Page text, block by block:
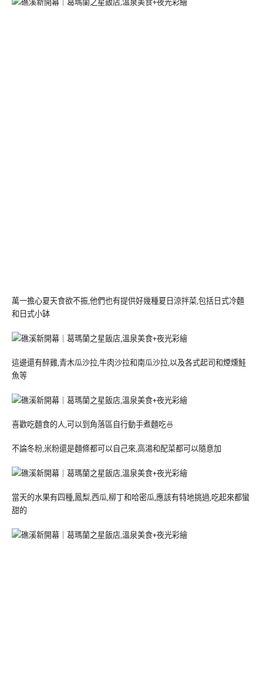
萬一擔心夏天食欲不振,他們也有提供好幾種夏日涼拌菜,包括日式冷麵
和日式小缽
這邊還有醉雞,青木瓜沙拉,牛肉沙拉和南瓜沙拉,以及各式起司和煙燻鮭
魚等
喜歡吃麵食的人,可以到角落區自行動手煮麵吃🍜
不論冬粉,米粉還是麵條都可以自己來,高湯和配菜都可以隨意加
當天的水果有四種,鳳梨,西瓜,柳丁和哈密瓜,應該有特地挑過,吃起來都蠻
甜的